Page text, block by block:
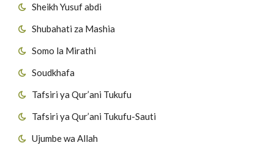
Sheikh Yusuf abdi
Shubahati za Mashia
Somo la Mirathi
Soudkhafa
Tafsiri ya Qur’ani Tukufu
Tafsiri ya Qur’ani Tukufu-Sauti
Ujumbe wa Allah